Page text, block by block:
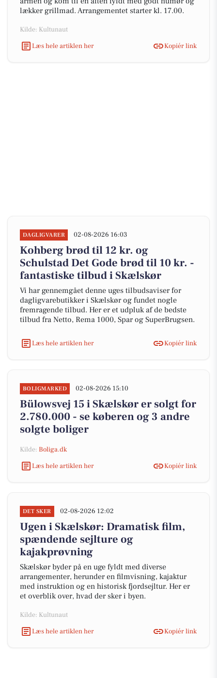
lækker grillmad. Arrangementet starter kl. 17.00.
Kilde: Kultunaut
Læs hele artiklen her
Kopiér link
DAGLIGVARER 02-08-2026 16:03
Kohberg brød til 12 kr. og
Schulstad Det Gode brød til 10 kr. -
fantastiske tilbud i Skælskør
Vi har gennemgået denne uges tilbudsaviser for
dagligvarebutikker i Skælskør og fundet nogle
fremragende tilbud. Her er et udpluk af de bedste
tilbud fra Netto, Rema 1000, Spar og SuperBrugsen.
Læs hele artiklen her Kopiér link
BOLIGMARKED 02-08-2026 15:10
Bülowsvej 15 i Skælskør er solgt for
2.780.000 - se køberen og 3 andre
solgte boliger
Kilde: Boliga.dk
Læs hele artiklen her
Kopiér link
DET SKER 02-08-2026 12:02
Ugen i Skælskør: Dramatisk film,
spændende sejlture og
kajakprøvning
Skælskør byder på en uge fyldt med diverse
arrangementer, herunder en filmvisning, kajaktur
med instruktion og en historisk fjordsejltur. Her er
et overblik over, hvad der sker i byen.
Kilde: Kultunaut
Læs hele artiklen her
Kopiér link